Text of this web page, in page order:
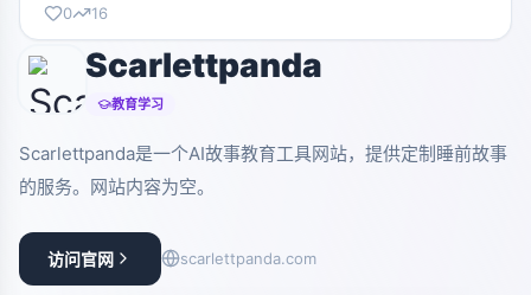
0 16
Scarlettpanda
教育学习
Scarlettpanda是一个AI故事教育工具网站，提供定制睡前故事
的服务。网站内容为空。
访问官网 scarlettpanda.com